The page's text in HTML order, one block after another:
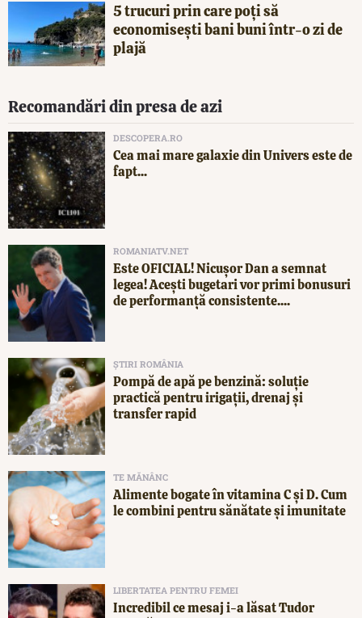
5 trucuri prin care poți să
economisești bani buni într-o zi de
plajă
Recomandări din presa de azi
DESCOPERA.RO
Cea mai mare galaxie din Univers este de
fapt...
ROMANIATV.NET
Este OFICIAL! Nicușor Dan a semnat
legea! Acești bugetari vor primi bonusuri
de performanță consistente....
ȘTIRI ROMÂNIA
Pompă de apă pe benzină: soluție
practică pentru irigații, drenaj și
transfer rapid
TE MĂNÂNC
Alimente bogate în vitamina C și D. Cum
le combini pentru sănătate și imunitate
LIBERTATEA PENTRU FEMEI
Incredibil ce mesaj i-a lăsat Tudor